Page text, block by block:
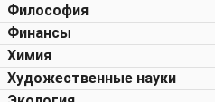
Философия
Финансы
Химия
Художественные науки